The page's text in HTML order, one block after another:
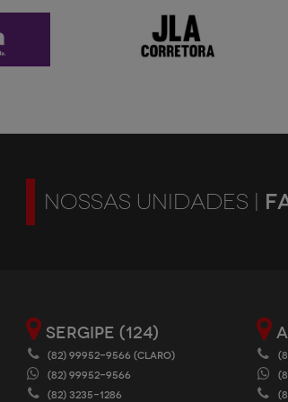
NOSSAS UNIDADES |
SERGIPE (124)
(82) 99952-9566 (CLARO)
(82) 99952-9566
(82) 3235-1286